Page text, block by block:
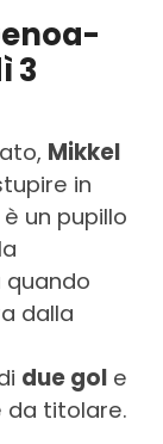
3
Mikkel
in
un pupillo
quando
dalla
due gole
da titolare.